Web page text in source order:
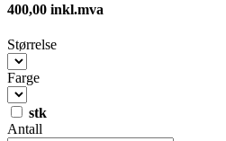
400,00 inkl.mva
Størrelse
Farge
stk
Antall